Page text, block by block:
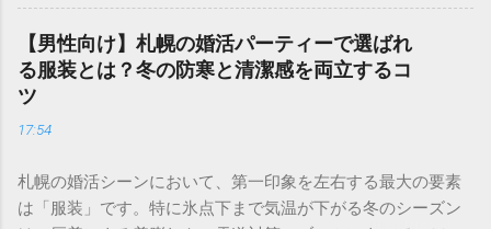
ト：経済力と安定感 男性の場合、最も重視されるのは**「年
収」と「職業」**です。 Sランク： 年収1000万円以上、医
師、弁護士、大手商社など Aランク： 年収700〜900万円、上
場企業勤務、公務員など Bランク： 年収400〜600万円、一般
性の評価ポイント：若さと容姿 女性の場合、婚活市場で最も
強い影響力を持つのが**「年齢」と「外見の雰囲気」**で
す。 Sランク： 20代中盤まで、モデル並みの容姿、愛嬌があ
け素敵な内面を持っていても、入り口であるプロフィールで
魅力を伝えられなければ、出会いの土俵に上がることすらで
きません。 成婚退会していく人たちには、共通した「プロフ
ィールの法則」があります。それは、単に自分を良く見せる
ことではなく、**「相手に安心感を与え、未来を想像させ
る」**という視点です。 この記事では、多くの成婚者を輩出
詳細項目の3ステップで徹底解説します。 1. 【写真編】0.5秒
で心を掴む！好感度を最大化する視覚戦略 婚活アプリにおい
【男性向け】札幌の婚活パーティーで選ばれ
る服装とは？冬の防寒と清潔感を両立するコ
ツ
17:54
札幌の婚活シーンにおいて、第一印象を左右する最大の要素
は「服装」です。特に氷点下まで気温が下がる冬のシーズン